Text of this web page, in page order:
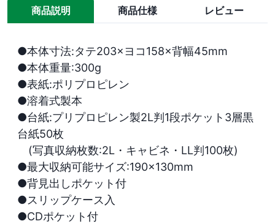
商品説明 商品仕様 レビュー
●本体寸法:タテ203×ヨコ158×背幅45mm
●本体重量:300g
●表紙:ポリプロピレン
●溶着式製本
●台紙:プリプロピレン製2L判1段ポケット3層黒
台紙50枚
(写真収納枚数:2L・キャビネ・LL判100枚)
●最大収納可能サイズ:190×130mm
●背見出しポケット付
●スリップケース入
●CDポケット付